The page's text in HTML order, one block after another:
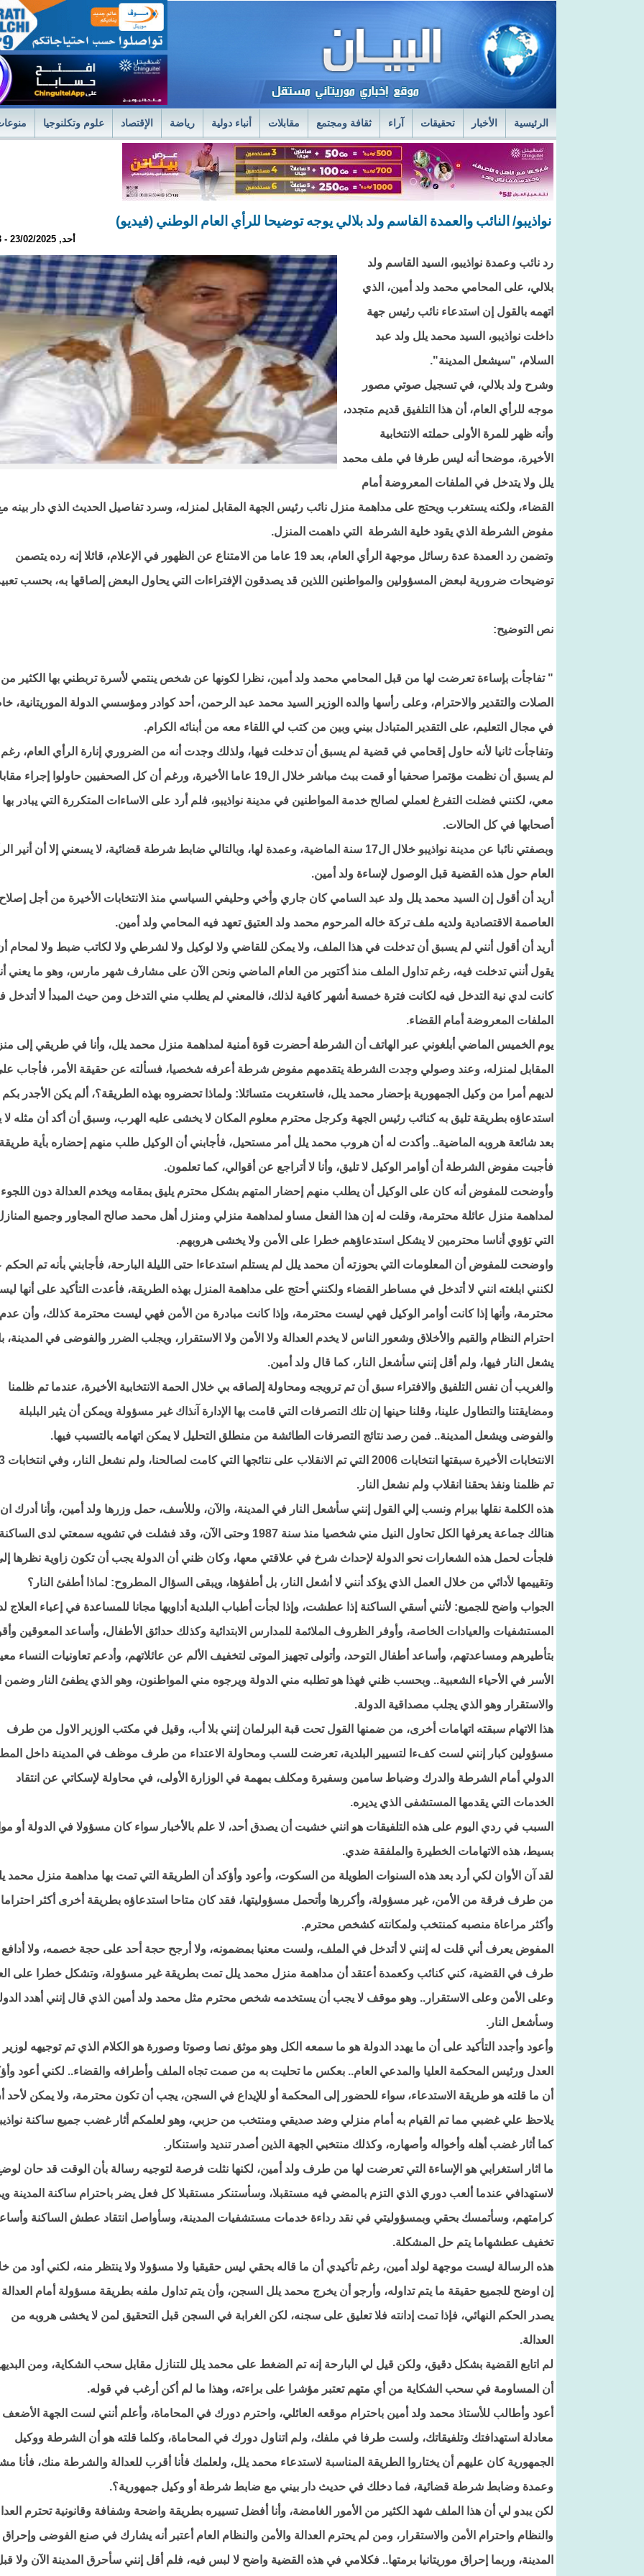
الرئيسية الأخبار تحقيقات آراء ثقافة ومجتمع مقابلات أنباء دولية رياضة الإقتصاد علوم وتكلنوجيا
السفير الروسي في نواكشوط يزور مركز الصحراء المستشفى العسكري بنواكشوط يعلن استئناف علاج حصى الكلى بتقنية الليزر
قائد أركان الجيوش يعاين الخدمات الطبية في المستشفى العسكري وزير الصحةً يترأس اجتماعا استثنائيا للديوان الموسع لتسليم
نواذيبو/ النائب والعمدة القاسم ولد بلالي يوجه توضيحا للرأي العام الوطني (فيديو)
أحد, 23/02/2025 - 20:53
رد نائب وعمدة نواذيبو، السيد القاسم ولد
بلالي، على المحامي محمد ولد أمين، الذي
اتهمه بالقول إن استدعاء نائب رئيس جهة
داخلت نواذيبو، السيد محمد يلل ولد عبد
السلام، "سيشعل المدينة".
وشرح ولد بلالي، في تسجيل صوتي مصور
موجه للرأي العام، أن هذا التلفيق قديم متجدد،
وأنه ظهر للمرة الأولى حملته الانتخابية
الأخيرة، موضحا أنه ليس طرفا في ملف محمد
يلل ولا يتدخل في الملفات المعروضة أمام
القضاء، ولكنه يستغرب ويحتج على مداهمة منزل نائب رئيس الجهة المقابل لمنزله، وسرد تفاصيل الحديث الذي دار بينه
مفوض الشرطة الذي يقود خلية الشرطة التي داهمت المنزل.
وتضمن رد العمدة عدة رسائل موجهة الرأي العام، بعد 19 عاما من الامتناع عن الظهور في الإعلام، قائلا إنه رده يتصمن
توضيحات ضرورية لبعض المسؤولين والمواطنين اللذين قد يصدقون الإفتراءات التي يحاول البعض إلصاقها به، بحسب
نص التوضيح:
" تفاجأت بإساءة تعرضت لها من قبل المحامي محمد ولد أمين، نظرا لكونها عن شخص ينتمي لأسرة تربطني بها الكثير من
الصلات والتقدير والاحترام، وعلى رأسها والده الوزير السيد محمد عبد الرحمن، أحد كوادر ومؤسسي الدولة الموريتانية،
في مجال التعليم، على التقدير المتبادل بيني وبين من كتب لي اللقاء معه من أبنائه الكرام.
وتفاجأت ثانيا لأنه حاول إقحامي في قضية لم يسبق أن تدخلت فيها، ولذلك وجدت أنه من الضروري إنارة الرأي العام، رغم
لم يسبق أن نظمت مؤتمرا صحفيا أو قمت ببث مباشر خلال ال19 عاما الأخيرة، ورغم أن كل الصحفيين حاولوا إجراء
معي، لكنني فضلت التفرغ لعملي لصالح خدمة المواطنين في مدينة نواذيبو، فلم أرد على الاساءات المتكررة التي يبادر بها
أصحابها في كل الحالات.
وبصفتي نائبا عن مدينة نواذيبو خلال ال17 سنة الماضية، وعمدة لها، وبالتالي ضابط شرطة قضائية، لا يسعني إلا أن أنير
العام حول هذه القضية قبل الوصول لإساءة ولد أمين.
أريد أن أقول إن السيد محمد يلل ولد عبد السامي كان جاري وأخي وحليفي السياسي منذ الانتخابات الأخيرة من أجل إصلاح
العاصمة الاقتصادية ولديه ملف تركة خاله المرحوم محمد ولد العتيق تعهد فيه المحامي ولد أمين.
أريد أن أقول أنني لم يسبق أن تدخلت في هذا الملف، ولا يمكن للقاضي ولا لوكيل ولا لشرطي ولا لكاتب ضبط ولا لمحام
يقول أنني تدخلت فيه، رغم تداول الملف منذ أكتوبر من العام الماضي ونحن الآن على مشارف شهر مارس، وهو ما يعني
كانت لدي نية التدخل فيه لكانت فترة خمسة أشهر كافية لذلك، فالمعني لم يطلب مني التدخل ومن حيث المبدأ لا أتدخل
الملفات المعروضة أمام القضاء.
يوم الخميس الماضي أبلغوني عبر الهاتف أن الشرطة أحضرت قوة أمنية لمداهمة منزل محمد يلل، وأنا في طريقي إلى
المقابل لمنزله، وعند وصولي وجدت الشرطة يتقدمهم مفوض شرطة أعرفه شخصيا، فسألته عن حقيقة الأمر، فأجاب
لديهم أمرا من وكيل الجمهورية بإحضار محمد يلل، فاستغربت متسائلا: ولماذا تحضروه بهذه الطريقة؟، ألم يكن الأجدر بكم
استدعاؤه بطريقة تليق به كنائب رئيس الجهة وكرجل محترم معلوم المكان لا يخشى عليه الهرب، وسبق أن أكد أن مثله
بعد شائعة هروبه الماضية.. وأكدت له أن هروب محمد يلل أمر مستحيل، فأجابني أن الوكيل طلب منهم إحضاره بأية
فأجبت مفوض الشرطة أن أوامر الوكيل لا تليق، وأنا لا أتراجع عن أقوالي، كما تعلمون.
وأوضحت للمفوض أنه كان على الوكيل أن يطلب منهم إحضار المتهم بشكل محترم يليق بمقامه ويخدم العدالة دون اللجوء
لمداهمة منزل عائلة محترمة، وقلت له إن هذا الفعل مساو لمداهمة منزلي ومنزل أهل محمد صالح المجاور وجميع
التي تؤوي أناسا محترمين لا يشكل استدعاؤهم خطرا على الأمن ولا يخشى هروبهم.
واوضحت للمفوض أن المعلومات التي بحوزته أن محمد يلل لم يستلم استدعاءا حتى الليلة البارحة، فأجابني بأنه تم الحكم
لكنني ابلغته انني لا أتدخل في مساطر القضاء ولكنني أحتج على مداهمة المنزل بهذه الطريقة، فأعدت التأكيد على أنها
محترمة، وأنها إذا كانت أوامر الوكيل فهي ليست محترمة، وإذا كانت مبادرة من الأمن فهي ليست محترمة كذلك، وأن عدم
احترام النظام والقيم والأخلاق وشعور الناس لا يخدم العدالة ولا الأمن ولا الاستقرار، ويجلب الضرر والفوضى في المدينة،
يشعل النار فيها، ولم أقل إنني سأشعل النار، كما قال ولد أمين.
والغريب أن نفس التلفيق والافتراء سبق أن تم ترويجه ومحاولة إلصاقه بي خلال الحمة الانتخابية الأخيرة، عندما تم ظلمنا
ومضايقتنا والتطاول علينا، وقلنا حينها إن تلك التصرفات التي قامت بها الإدارة آنذاك غير مسؤولة ويمكن أن يثير البلبلة
والفوضى ويشعل المدينة.. فمن رصد نتائج التصرفات الطائشة من منطلق التحليل لا يمكن اتهامه بالتسبب فيها.
الانتخابات
تم ظلمنا ونفذ بحقنا انقلاب ولم نشعل النار.
هذه الكلمة نقلها بيرام ونسب إلي القول إنني سأشعل النار في المدينة، والآن، وللأسف، حمل وزرها ولد أمين، وأنا أدرك ان
هنالك جماعة يعرفها الكل تحاول النيل مني شخصيا منذ سنة 1987 وحتى الآن، وقد فشلت في تشويه سمعتي لدى
فلجأت لحمل هذه الشعارات نحو الدولة لإحداث شرخ في علاقتي معها، وكان ظني أن الدولة يجب أن تكون زاوية نظرها
وتقييمها لأدائي من خلال العمل الذي يؤكد أنني لا أشعل النار، بل أطفؤها، ويبقى السؤال المطروح: لماذا أطفئ النار؟
الجواب واضح للجميع: لأنني أسقي الساكنة إذا عطشت، وإذا لجأت أطباب البلدية أداويها مجانا للمساعدة في إعباء العلاج
المستشفيات والعيادات الخاصة، وأوفر الظروف الملائمة للمدارس الابتدائية وكذلك حدائق الأطفال، وأساعد المعوقين
بتأطيرهم ومساعدتهم، وأساعد أطفال التوحد، وأتولى تجهيز الموتى لتخفيف الألم عن عائلاتهم، وأدعم تعاونيات النساء
الأسر في الأحياء الشعبية.. وبحسب ظني فهذا هو تطلبه مني الدولة ويرجوه مني المواطنون، وهو الذي يطفئ النار وضمن
والاستقرار وهو الذي يجلب مصداقية الدولة.
هذا الاتهام سبقته اتهامات أخرى، من ضمنها القول تحت قبة البرلمان إنني بلا أب، وقيل في مكتب الوزير الاول من طرف
مسؤولين كبار إنني لست كفءا لتسيير البلدية، تعرضت للسب ومحاولة الاعتداء من طرف موظف في المدينة داخل
الدولي أمام الشرطة والدرك وضباط سامين وسفيرة ومكلف بمهمة في الوزارة الأولى، في محاولة لإسكاتي عن انتقاد
الخدمات التي يقدمها المستشفى الذي يديره.
السبب في ردي اليوم على هذه التلفيقات هو انني خشيت أن يصدق أحد، لا علم بالأخبار سواء كان مسؤولا في الدولة أو
بسيط، هذه الاتهامات الخطيرة والملفقة ضدي.
لقد آن الأوان لكي أرد بعد هذه السنوات الطويلة من السكوت، وأعود وأؤكد أن الطريقة التي تمت بها مداهمة منزل محمد
من طرف فرقة من الأمن، غير مسؤولة، وأكررها وأتحمل مسؤوليتها، فقد كان متاحا استدعاؤه بطريقة أخرى أكثر احتراما
وأكثر مراعاة منصبه كمنتخب ولمكانته كشخص محترم.
المفوض يعرف أني قلت له إنني لا أتدخل في الملف، ولست معنيا بمضمونه، ولا أرجح حجة أحد على حجة خصمه، ولا
طرف في القضية، كني كنائب وكعمدة أعتقد أن مداهمة منزل محمد يلل تمت بطريقة غير مسؤولة، وتشكل خطرا على
وعلى الأمن وعلى الاستقرار.. وهو موقف لا يجب أن يستخدمه شخص محترم مثل محمد ولد أمين الذي قال إنني أهدد
وسأشعل النار.
وأعود وأجدد التأكيد على أن ما يهدد الدولة هو ما سمعه الكل وهو موثق نصا وصوتا وصورة هو الكلام الذي تم توجيهه لوزير
العدل ورئيس المحكمة العليا والمدعي العام.. بعكس ما تحليت به من صمت تجاه الملف وأطرافه والقضاء.. لكني أعود
أن ما قلته هو طريقة الاستدعاء، سواء للحضور إلى المحكمة أو للإيداع في السجن، يجب أن تكون محترمة، ولا يمكن لأحد
يلاحظ علي غضبي مما تم القيام به أمام منزلي وضد صديقي ومنتخب من حزبي، وهو لعلمكم أثار غضب جميع ساكنة
كما أثار غضب أهله وأخواله وأصهاره، وكذلك منتخبي الجهة الذين أصدر تنديد واستنكار.
ما اثار استغرابي هو الإساءة التي تعرضت لها من طرف ولد أمين، لكنها نثلت فرصة لتوجيه رسالة بأن الوقت قد حان
لاستهدافي عندما ألعب دوري الذي التزم بالمضي فيه مستقبلا، وسأستنكر مستقبلا كل فعل يضر باحترام ساكنة المدينة
كرامتهم، وسأتمسك بحقي وبمسؤوليتي في نقد رداءة خدمات مستشفيات المدينة، وسأواصل انتقاد عطش الساكنة
تخفيف عطشهاما يتم حل المشكلة.
هذه الرسالة ليست موجهة لولد أمين، رغم تأكيدي أن ما قاله بحقي ليس حقيقيا ولا مسؤولا ولا ينتظر منه، لكني أود من
إن اوضح للجميع حقيقة ما يتم تداوله، وأرجو أن يخرج محمد يلل السجن، وأن يتم تداول ملفه بطريقة مسؤولة أمام
يصدر الحكم النهائي، فإذا تمت إدانته فلا تعليق على سجنه، لكن الغرابة في السجن قبل التحقيق لمن لا يخشى هروبه من
العدالة.
لم اتابع القضية بشكل دقيق، ولكن قيل لي البارحة إنه تم الضغط على محمد يلل للتنازل مقابل سحب الشكاية، ومن
أن المساومة في سحب الشكاية من أي متهم تعتبر مؤشرا على براءته، وهذا ما لم أكن أرغب في قوله.
أعود وأطالب للأستاذ محمد ولد أمين باحترام موقعه العائلي، واحترم دورك في المحاماة، وأعلم أنني لست الجهة
معادلة استهدافتك وتلفيقاتك، ولست طرفا في ملفك، ولم اتناول دورك في المحاماة، وكلما قلته هو أن الشرطة ووكيل
الجمهورية كان عليهم أن يختاروا الطريقة المناسبة لاستدعاء محمد يلل، ولعلمك فأنا أقرب للعدالة والشرطة منك، فأنا
وعمدة وضابط شرطة قضائية، فما دخلك في حديث دار بيني مع ضابط شرطة أو وكيل جمهورية؟.
لكن يبدو لي أن هذا الملف شهد الكثير من الأمور الغامضة، وأنا أفضل تسييره بطريقة واضحة وشفافة وقانونية تحترم
والنظام واحترام الأمن والاستقرار، ومن لم يحترم العدالة والأمن والنظام العام أعتبر أنه يشارك في صنع الفوضى وإحراق
المدينة، وربما إحراق موريتانيا برمتها.. فكلامي في هذه القضية واضح لا لبس فيه، فلم أقل إنني سأحرق المدينة الآن ولا